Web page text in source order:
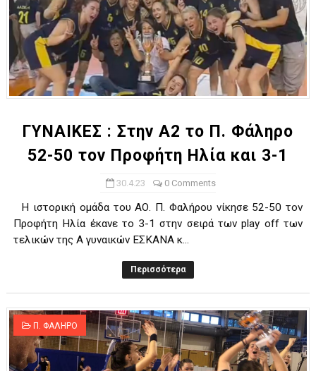
ΓΥΝΑΙΚΕΣ : Στην Α2 το Π. Φάληρο
52-50 τον Προφήτη Ηλία και 3-1
30.4.23 0 Comments
Η ιστορική ομάδα του ΑΟ. Π. Φαλήρου νίκησε 52-50 τον
Προφήτη Ηλία έκανε το 3-1 στην σειρά των play off των
τελικών της Α γυναικών ΕΣΚΑΝΑ κ...
Περισσότερα
Π. ΦΑΛΗΡΟ